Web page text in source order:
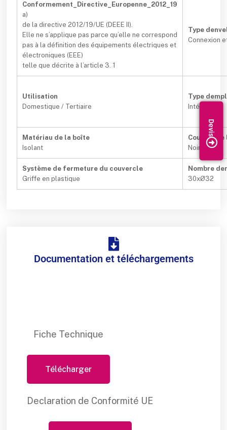
Conformement_Directive_Europenne_2012_19
a)
de la directive 2012/19/UE (DEEE II).
Elle ne s’applique pas parce qu’elle ne correspond
pas à la définition des équipements électriques et
électroniques (EEE)
telle que décrite à l’article 3. 1
Type
Connexion
Utilisation
Domestique / Tertiaire
Type
Intérieur
Matériau de la boîte
Isolant
Couleur de
Noir
Système de fermeture du couvercle
Griffe en plastique
Nombre
30xØ32
Documentation et téléchargements
Fiche Technique
Télécharger
Declaration de Conformité UE